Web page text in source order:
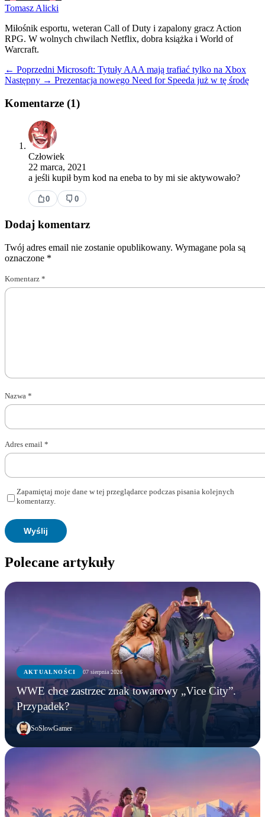
Tomasz Alicki
Miłośnik esportu, weteran Call of Duty i zapalony gracz Action
RPG. W wolnych chwilach Netflix, dobra książka i World of
Warcraft.
← Poprzedni Microsoft: Tytuły AAA mają trafiać tylko na Xbox
Następny → Prezentacja nowego Need for Speeda już w tę środę
Komentarze (1)
Człowiek
22 marca, 2021
a jeśli kupił bym kod na eneba to by mi sie aktywowało?
0 0
Dodaj komentarz
Twój adres email nie zostanie opublikowany. Wymagane pola są
oznaczone *
Komentarz *
Nazwa *
Adres email *
Zapamiętaj moje dane w tej przeglądarce podczas pisania kolejnych
komentarzy.
Polecane artykuły
AKTUALNOŚCI 07 sierpnia 2026
WWE chce zastrzec znak towarowy „Vice City”.
Przypadek?
SoSlowGamer